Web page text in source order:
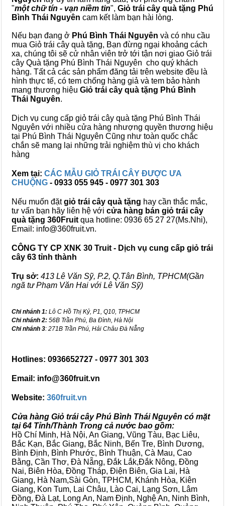
"một chữ tín - vạn niềm tin", Giỏ trái cây quà tặng Phú
Bình Thái Nguyên cam kết làm bạn hài lòng.
Nếu bạn đang ở Phú Bình Thái Nguyên và có nhu cầu
mua Giỏ trái cây quà tặng, Bạn đừng ngại khoảng cách
xa, chúng tôi sẽ cử nhân viên trở tới tận nơi giao Giỏ trái
cây Quà tặng Phú Bình Thái Nguyên cho quý khách
hàng. Tất cả các sản phẩm đăng tải trên website đều là
hình thực tế, có tem chống hàng giả và tem bảo hành
mang thương hiệu Giỏ trái cây quà tặng Phú Bình
Thái Nguyên.
Dịch vụ cung cấp giỏ trái cây quà tặng Phú Bình Thái
Nguyên với nhiều cửa hàng nhượng quyền thương hiệu
tại Phú Bình Thái Nguyên Cũng như toàn quốc chắc
chắn sẽ mang lại những trải nghiệm thù vị cho khách
hàng
Xem tại: CÁC MẪU GIỎ TRÁI CÂY ĐƯỢC ƯA
CHUỘNG - 0933 055 945 - 0977 301 303
Nếu muốn đặtgiỏ trái cây quà tặng hay cần thắc mắc,
tư vấn bạn hãy liên hệ với cửa hàng bán giỏ trái cây
quà tặng 360Fruit qua hotline: 0936 65 27 27(Ms.Nhi),
Email: info@360fruit.vn.
CÔNG TY CP XNK 30 Truit - Dịch vụ cung cấp giỏ trái
cây 63 tỉnh thành
Trụ sở: 413 Lê Văn Sỹ, P.2, Q.Tân Bình, TPHCM(Gần
ngã tư Phạm Văn Hai với Lê Văn Sỹ)
Chi nhánh 1: Lô C Hồ Thị Kỷ, P1, Q10, TPHCM
Chi nhánh 2: 56B Trần Phú, Ba Đình, Hà Nội
Chi nhánh 3: 271B Trần Phú, Hải Châu Đà Nẵng
Hotlines: 0936652727 - 0977 301 303
Email: info@360fruit.vn
Website: 360fruit.vn
Cửa hàng Giỏ trái cây Phú Bình Thái Nguyên có mặt
tại 64 Tỉnh/Thành Trong cả nước bao gồm:
Hồ Chí Minh, Hà Nội, An Giang, Vũng Tàu, Bạc Liêu,
Bắc Kạn, Bắc Giang, Bắc Ninh, Bến Tre, Bình Dương,
Bình Định, Bình Phước, Bình Thuận, Cà Mau, Cao
Bằng, Cần Thơ, Đà Nẵng, Đắk Lắk,Đắk Nông, Đồng
Nai, Biên Hòa, Đồng Tháp, Điện Biên, Gia Lai, Hà
Giang, Hà Nam,Sài Gòn, TPHCM, Khánh Hòa, Kiên
Giang, Kon Tum, Lai Châu, Lào Cai, Lạng Sơn, Lâm
Đồng, Đà Lạt, Long An, Nam Định, Nghệ An, Ninh Bình,